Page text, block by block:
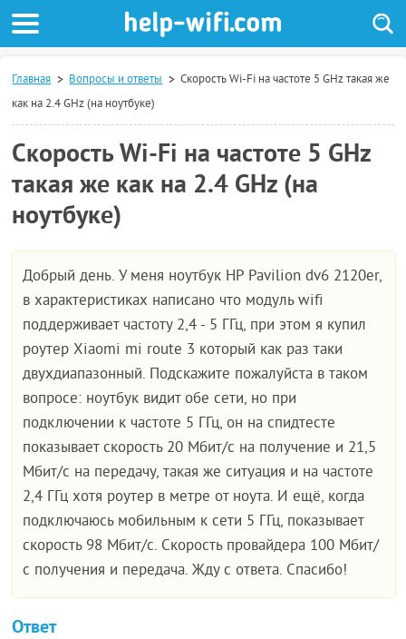
Главная Вопросы и ответы
Скорость Wi-Fi на частоте 5 GHz такая же
как на 2.4 GHz (на ноутбуке)
Скорость Wi-Fi на частоте 5 GHz
такая же как на 2.4 GHz (на
ноутбуке)
Добрый день. У меня ноутбук НР Pavilion dv6 2120er,
в характеристиках написано что модуль wifi
поддерживает частоту 2,4 - 5 ГГц, при этом я купил
роутер Xiaomi mi route 3 который как раз таки
двухдиапазонный. Подскажите пожалуйста в таком
вопросе: ноутбук видит обе сети, но при
подключении к частоте 5 ГГц, он на спидтесте
показывает скорость 20 Мбит/с на получение и 21,5
Мбит/с на передачу, такая же ситуация и на частоте
2,4 ГГц хотя роутер в метре от ноута. И ещё, когда
подключаюсь мобильным к сети 5 ГГц, показывает
скорость 98 Мбит/с. Скорость провайдера 100 Мбит/
с получения и передача. Жду с ответа. Спасибо!
Ответ